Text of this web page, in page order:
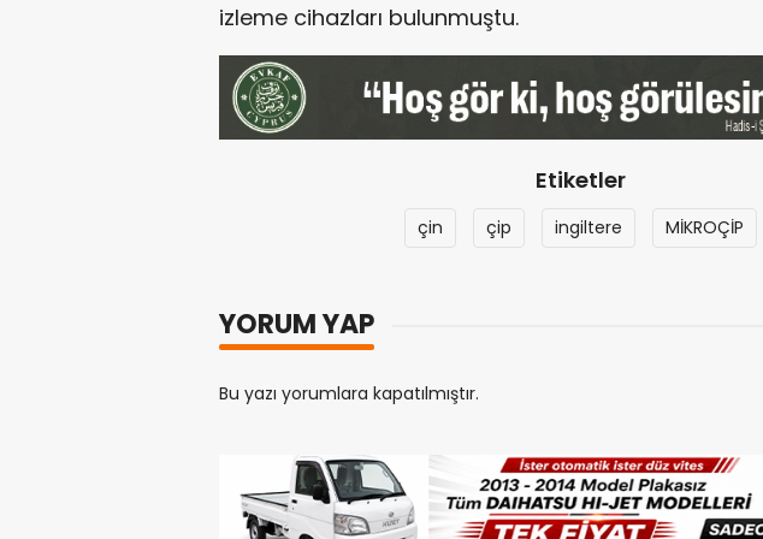
izleme cihazları bulunmuştu.
Etiketler
çin çip ingiltere MİKROÇİP
YORUM YAP
Bu yazı yorumlara kapatılmıştır.